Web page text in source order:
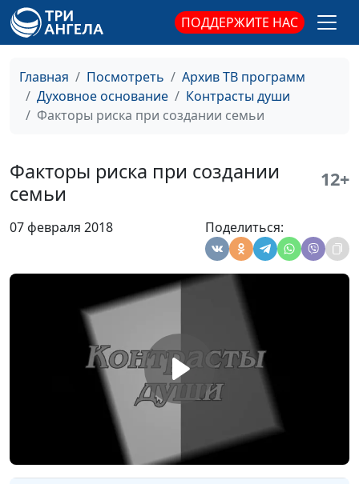
ПОДДЕРЖИТЕ НАС
Главная Посмотреть
Архив ТВ программ
Духовное основание
Контрасты души
Факторы риска при создании семьи
Факторы риска при создании
семьи
12+
07 февраля 2018 Поделиться:
Нужна ли нам совесть?
Алексей Бритов,
Виталий Бахтин,
#495
Самоубийство -
непростительный грех?
Алексей Бритов,
Виталий Бахтин,
Смирение: сила или
слабость?
Алексей Бритов,
#493
Алексей Бритов,
Виталий Бахтин,
священнослужитель
#492
Отношение к смерти
священнослужитель
Сверхъестественное
Алексей Бритов,
Дмитрий Булатов,
доктор практической
теологии